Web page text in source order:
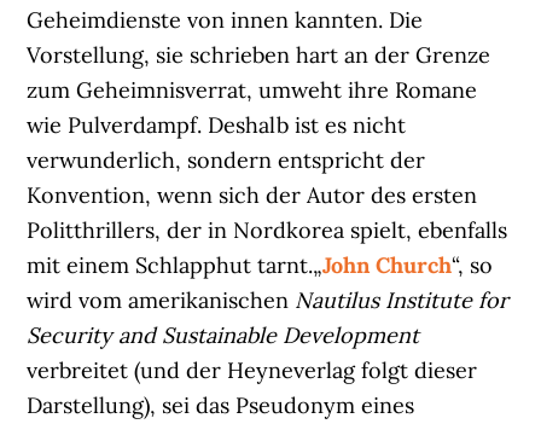
Geheimdienste von innen kannten. Die
Vorstellung, sie schrieben hart an der Grenze
zum Geheimnisverrat, umweht ihre Romane
wie Pulverdampf. Deshalb ist es nicht
verwunderlich, sondern entspricht der
Konvention, wenn sich der Autor des ersten
Politthrillers, der in Nordkorea spielt, ebenfalls
mit einem Schlapphut tarnt.„John Church“, so
wird vom amerikanischen Nautilus Institute for
Security and Sustainable Development
verbreitet (und der Heyneverlag folgt dieser
Darstellung), sei das Pseudonym eines